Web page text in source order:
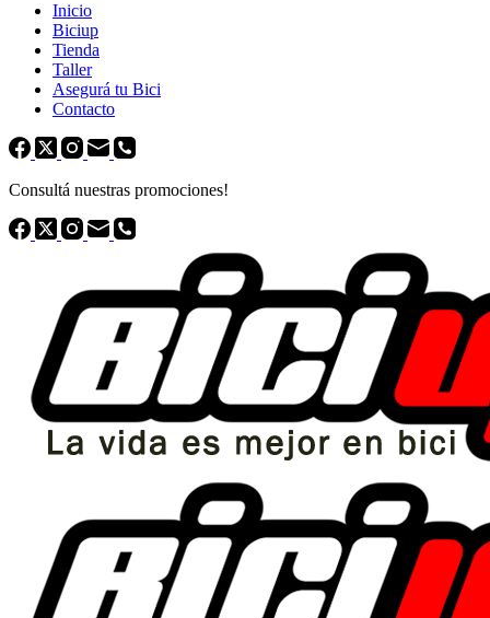
Inicio
Biciup
Tienda
Taller
Asegurá tu Bici
Contacto
Consultá nuestras promociones!